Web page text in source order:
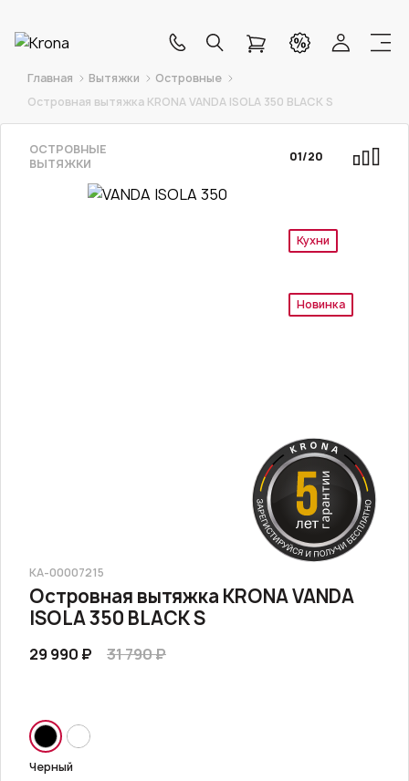
Главная Вытяжки
Островные
Островная вытяжка KRONA VANDA ISOLA 350 BLACK S
Эксклюзив
Новинка
ОСТРОВНЫЕ
ВЫТЯЖКИ
01/20
КА-00007215
Островная вытяжка KRONA VANDA
ISOLA 350 BLACK S
31 790 ₽
29 990 ₽
Черный